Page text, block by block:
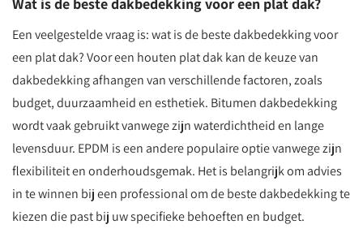
Een veelgestelde vraag is: wat is de beste dakbedekking voor
een plat dak? Voor een houten plat dak kan de keuze van
dakbedekking afhangen van verschillende factoren, zoals
budget, duurzaamheid en esthetiek. Bitumen dakbedekking
wordt vaak gebruikt vanwege zijn waterdichtheid en lange
levensduur. EPDM is een andere populaire optie vanwege zijn
flexibiliteit en onderhoudsgemak. Het is belangrijk om advies
in te winnen bij een professional om de beste dakbedekking te
kiezen die past bij uw specifieke behoeften en budget.